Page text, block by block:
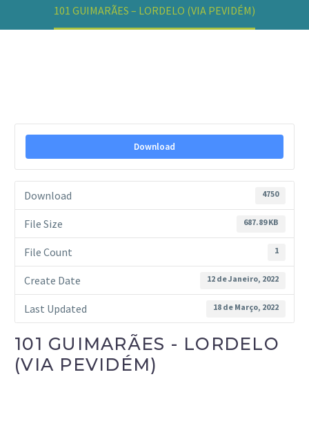
101 GUIMARÃES – LORDELO (VIA PEVIDÉM)
Download
Download 4750
File Size 687.89 KB
File Count 1
Create Date 12 de Janeiro, 2022
Last Updated 18 de Março, 2022
101 GUIMARÃES - LORDELO
(VIA PEVIDÉM)